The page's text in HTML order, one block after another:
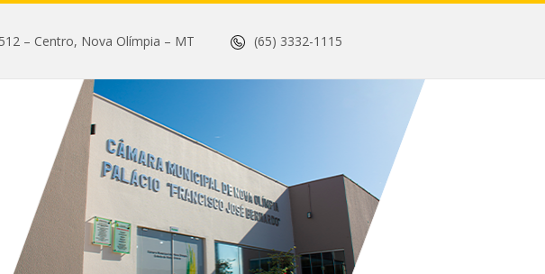
512 – Centro, Nova Olímpia – MT (65) 3332-1115